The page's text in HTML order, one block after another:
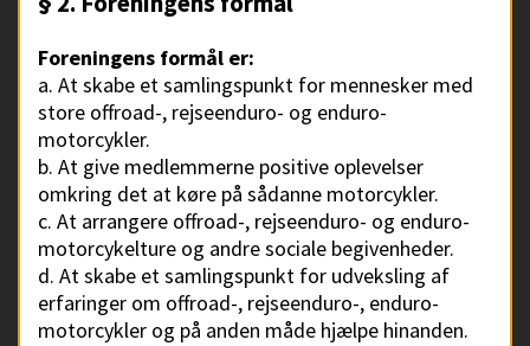
Foreningens formål er:
a. At skabe et samlingspunkt for mennesker med
store offroad-, rejseenduro- og enduro-
motorcykler.
b. At give medlemmerne positive oplevelser
omkring det at køre på sådanne motorcykler.
c. At arrangere offroad-, rejseenduro- og enduro-
motorcykelture og andre sociale begivenheder.
d. At skabe et samlingspunkt for udveksling af
erfaringer om offroad-, rejseenduro-, enduro-
motorcykler og på anden måde hjælpe hinanden.